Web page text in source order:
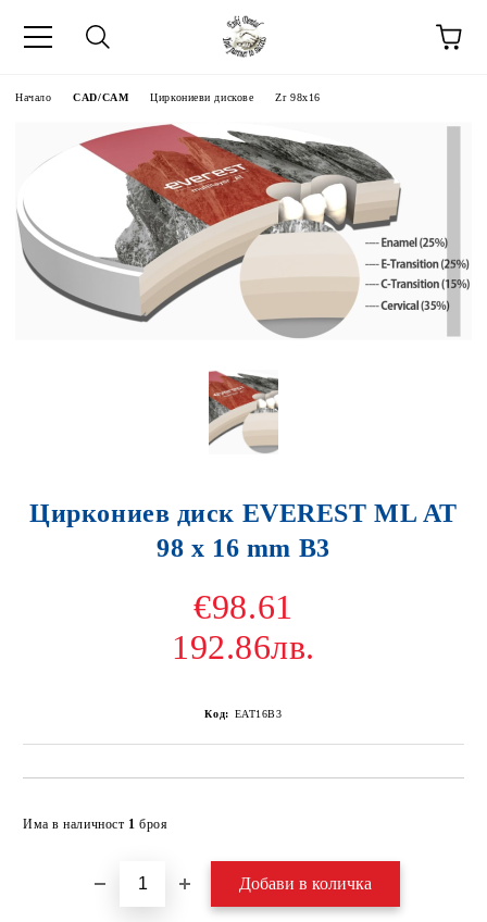
Начало CAD/CAM Циркониеви дискове Zr 98x16
Циркониев диск EVEREST ML AT
98 x 16 mm B3
€98.61
192.86лв.
Код: EAT16B3
Има в наличност 1 броя